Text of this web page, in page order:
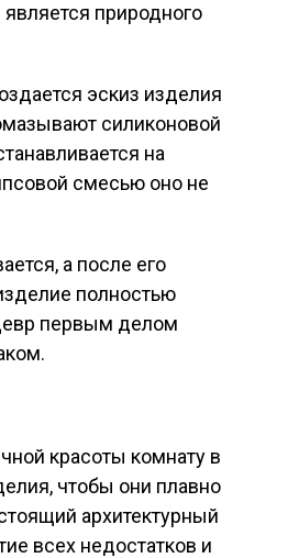
является природного
эскиз изделия
силиконовой
на
смесью оно не
а после его
полностью
первым делом
красоты комнату в
чтобы они плавно
архитектурный
всех недостатков и